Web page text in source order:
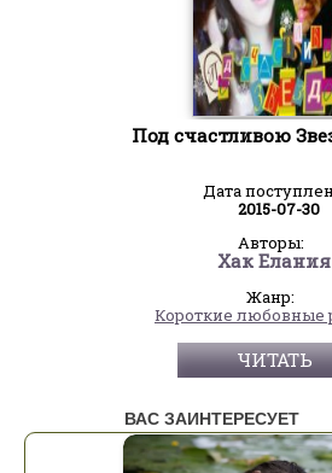
Под счастливою
Дата
2015-07-30
Авторы:
Хак Елания
Жанр:
Короткие любовные
ЧИТАТЬ